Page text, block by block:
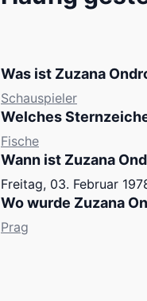
Was ist Zuzana
Schauspieler
Welches
Fische
Wann ist Zuzana
Freitag, 03. Februar
Wo wurde Zuzana
Prag